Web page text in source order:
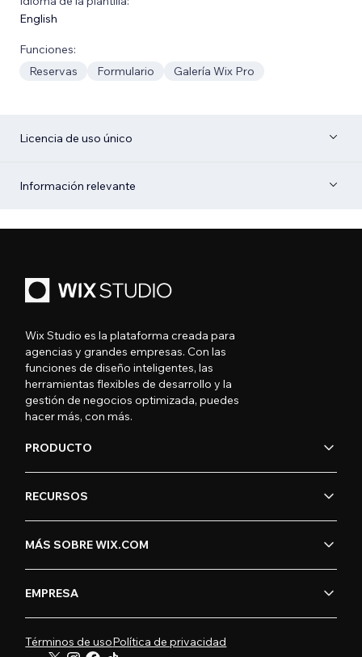
English
Funciones:
Reservas
Formulario Galería Wix Pro
Licencia de uso único
Información relevante
Wix Studio es la plataforma creada para
agencias y grandes empresas. Con las
funciones de diseño inteligentes, las
herramientas flexibles de desarrollo y la
gestión de negocios optimizada, puedes
hacer más, con más.
PRODUCTO
RECURSOS
MÁS SOBRE WIX.COM
EMPRESA
Términos de usoPolítica de privacidad